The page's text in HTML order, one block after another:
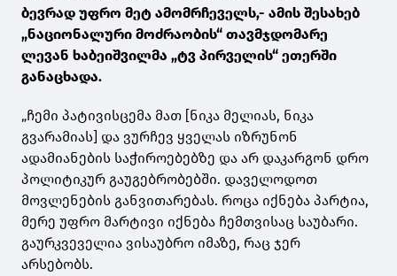
ბევრად უფრო მეტ ამომრჩეველს,- ამის შესახებ
„ნაციონალური მოძრაობის“ თავმჯდომარე
ლევან ხაბეიშვილმა „ტვ პირველის“ ეთერში
განაცხადა.
„ჩემი პატივისცემა მათ [ნიკა მელიას, ნიკა
გვარამიას] და ვურჩევ ყველას იზრუნონ
ადამიანების საჭიროებებზე და არ დაკარგონ დრო
პოლიტიკურ გაუგებრობებში. დაველოდოთ
მოვლენების განვითარებას. როცა იქნება პარტია,
მერე უფრო მარტივი იქნება ჩემთვისაც საუბარი.
გაურკვეველია ვისაუბრო იმაზე, რაც ჯერ
არსებობს.